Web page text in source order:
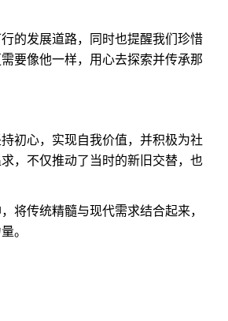
的发展道路，同时也提醒我们珍惜
要像他一样，用心去探索并传承那
初心，实现自我价值，并积极为社
，不仅推动了当时的新旧交替，也
将传统精髓与现代需求结合起来，
。